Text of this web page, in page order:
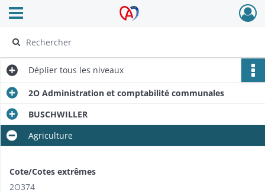
Archives Alsace - Colmar
Ouvrir le menu déroulant
Déplier tous les niveaux
2O Administration et comptabilité communales
BUSCHWILLER
Agriculture
Cote/Cotes extrêmes
2O374